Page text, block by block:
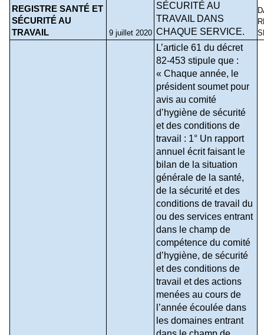
REGISTRE SANTÉ ET
SÉCURITÉ AU
TRAVAIL
9 juillet 2020
SÉCURITÉ AU
TRAVAIL DANS
CHAQUE SERVICE.
L’article 61 du décret
82-453 stipule que :
« Chaque année, le
président soumet pour
avis au comité
d’hygiène de sécurité
et des conditions de
travail : 1° Un rapport
annuel écrit faisant le
bilan de la situation
générale de la santé,
de la sécurité et des
conditions de travail du
ou des services entrant
dans le champ de
compétence du comité
d’hygiène, de sécurité
et des conditions de
travail et des actions
menées au cours de
l’année écoulée dans
les domaines entrant